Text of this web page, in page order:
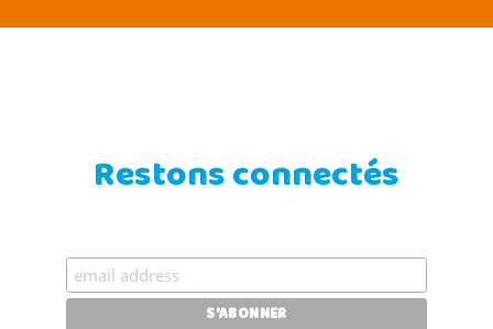
Restons connectés